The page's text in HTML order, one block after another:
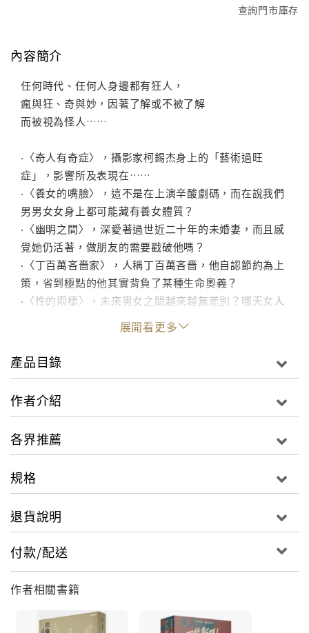
查詢門市庫存
內容簡介
任何時代、任何人身邊都有狂人，
瘋與狂、奇與妙，因著了解或不被了解
而被視為怪人……
‧〈奇人有奇症〉，攝影家柯錫杰身上的「藝術過旺
症」，影響所及表現在……
‧〈養女的嘴臉〉，這不是在上演辛酸劇碼，而在說我們
男男女女身上都可能藏有養女體質？
‧〈幽明之間〉，深愛著過世近二十年的未婚妻，而且感
覺她仍活著，做朋友的需要戳破他嗎？
‧〈丁百萬吝嗇家〉，人稱丁百萬吝嗇，他自認節約為上
策，省到極點的他其實背負了某種生命奧義？
‧〈性的兩棲〉，未來男女之間越來越無差別？哪天女人
的子宮將退化成第二盲腸？聽聽直男與女同志的兩場啟
‧〈席德進的算術〉，畫家的脾氣需要改嗎？不不不，那
也是他珍貴藝術生命的一部分
感覺良好嗎？在工作上、社交上、生活中，我們誰都在
妙筆生花的新聞工作者前輩林今開，寫下他一生邂逅的
狂人
或幽默，或匪夷所思，或微驚悚，或感懷，或飽含理解
在那個沒有FB臉書、沒有網路即時新聞分享諸多奇人異
事的年代，
來看看林今開筆下所蒐羅的40位狂人，如何癡狂、癲
狂、發狂、成狂……
地下有知，應不反對被歸類為書中的「誇大狂」吧！）
展開看更多
產品目錄
作者介紹
各界推薦
規格
退貨說明
付款/配送
作者相關書籍